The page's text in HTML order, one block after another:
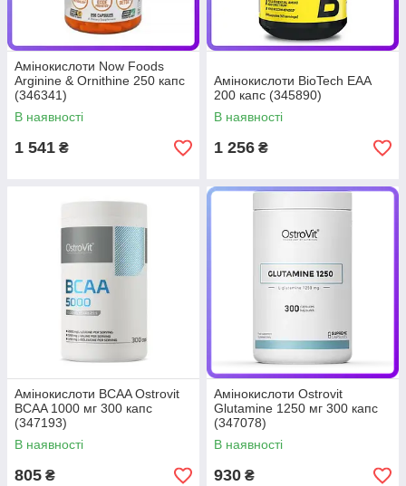
Амінокислоти Now Foods
Arginine & Ornithine 250 капс
(346341)
В наявності
1 541 ₴
Амінокислоти BioTech ЕАА
200 капс (345890)
В наявності
1 256 ₴
Амінокислоти BCAA Ostrovit
BCAA 1000 мг 300 капс
(347193)
В наявності
805 ₴
Амінокислоти Ostrovit
Glutamine 1250 мг 300 капс
(347078)
В наявності
930 ₴